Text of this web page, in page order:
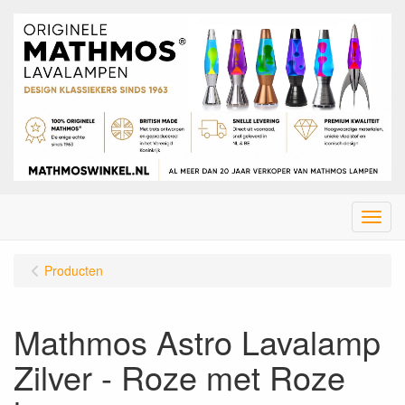
Menu
Producten
Mathmos Astro Lavalamp
Zilver - Roze met Roze